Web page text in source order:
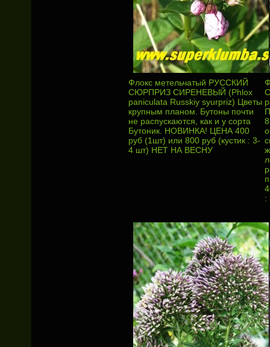
Флокс метельчатый РУССКИЙ
СЮРПРИЗ СИРЕНЕВЫЙ (Phlox
paniculata Russkiy syurpriz) Цветы
крупным планом. Бутоны почти
не распускаются, как и у сорта
Бутоник. НОВИНКА! ЦЕНА 400
руб (1шт) или 800 руб (кустик : 3-
4 шт) НЕТ НА ВЕСНУ
: